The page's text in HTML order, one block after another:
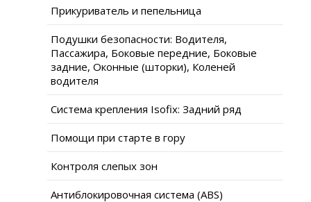
Прикуриватель и пепельница
Подушки безопасности: Водителя,
Пассажира, Боковые передние, Боковые
задние, Оконные (шторки), Коленей
водителя
Система крепления Isofix: Задний ряд
Помощи при старте в гору
Контроля слепых зон
Антиблокировочная система (ABS)